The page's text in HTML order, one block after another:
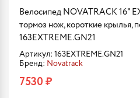
Велосипед NOVATRACK 16"
тормоз нож, короткие крылья,
163EXTREME.GN21
Артикул: 163EXTREME.GN21
Бренд: Novatrack
7530 ₽